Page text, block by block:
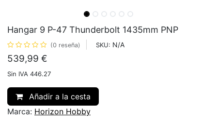
Hangar 9 P-47 Thunderbolt 1435mm PNP
(0 reseña) SKU: N/A
539,99 €
Sin IVA 446.27
Añadir a la cesta
Marca: Horizon Hobby